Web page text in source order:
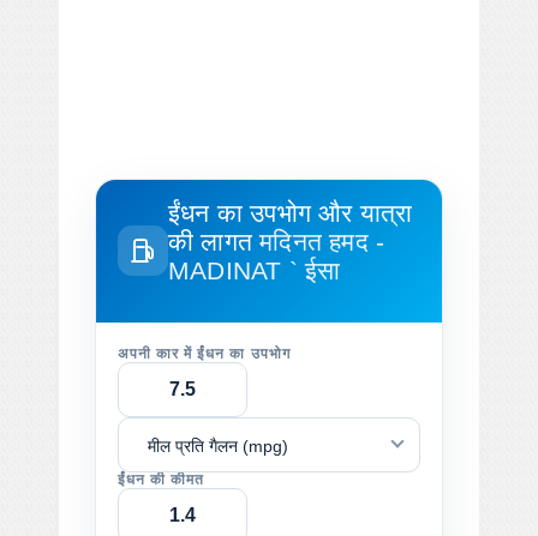
ईंधन का उपभोग और यात्रा
की लागतमदिनत हमद -
MADINAT ` ईसा
अपनी कार में ईंधन का उपभोग
मील प्रति गैलन (mpg)
ईंधन की कीमत